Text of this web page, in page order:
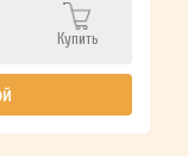
Купить